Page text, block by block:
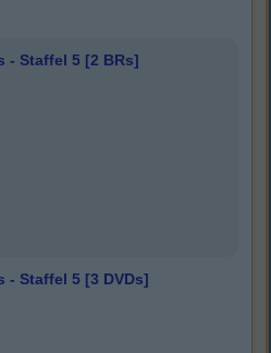
- Staffel 5 [2 BRs]
- Staffel 5 [3 DVDs]